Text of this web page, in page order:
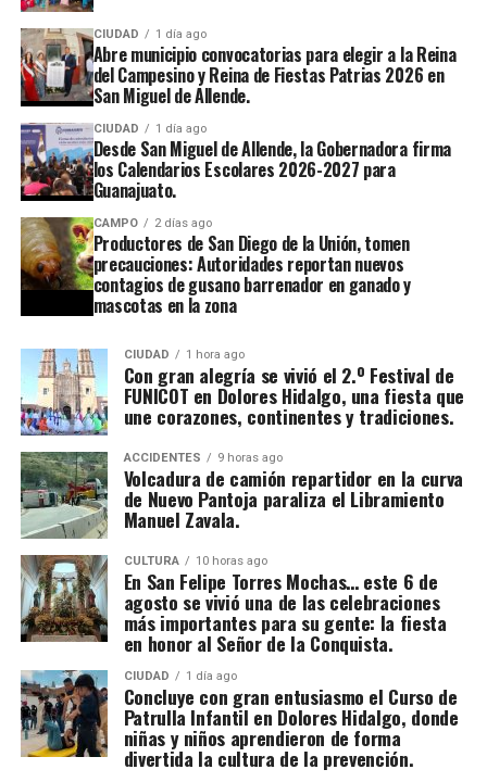
CIUDAD 1 día ago
Abre municipio convocatorias para elegir a la Reina
del Campesino y Reina de Fiestas Patrias 2026 en
San Miguel de Allende.
CIUDAD 1 día ago
Desde San Miguel de Allende, la Gobernadora firma
los Calendarios Escolares 2026-2027 para
Guanajuato.
CAMPO 2 días ago
Productores de San Diego de la Unión, tomen
precauciones: Autoridades reportan nuevos
contagios de gusano barrenador en ganado y
mascotas en la zona
CIUDAD 1 hora ago
Con gran alegría se vivió el 2.º Festival de
FUNICOT en Dolores Hidalgo, una fiesta que
une corazones, continentes y tradiciones.
ACCIDENTES 9 horas ago
Volcadura de camión repartidor en la curva
de Nuevo Pantoja paraliza el Libramiento
Manuel Zavala.
CULTURA 10 horas ago
En San Felipe Torres Mochas… este 6 de
agosto se vivió una de las celebraciones
más importantes para su gente: la fiesta
en honor al Señor de la Conquista.
CIUDAD 1 día ago
Concluye con gran entusiasmo el Curso de
Patrulla Infantil en Dolores Hidalgo, donde
niñas y niños aprendieron de forma
divertida la cultura de la prevención.